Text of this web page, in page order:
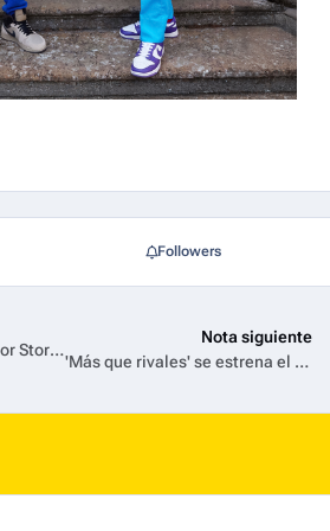
Followers
Hudson Williams y Connor Storrie, protagonistas de ‘Más que rivales’, son anunciados como portadores de la antorcha olímpica
Nota siguiente
'Más que rivales' se estrena el 6 de febrero en Latinoamérica por HBO Max